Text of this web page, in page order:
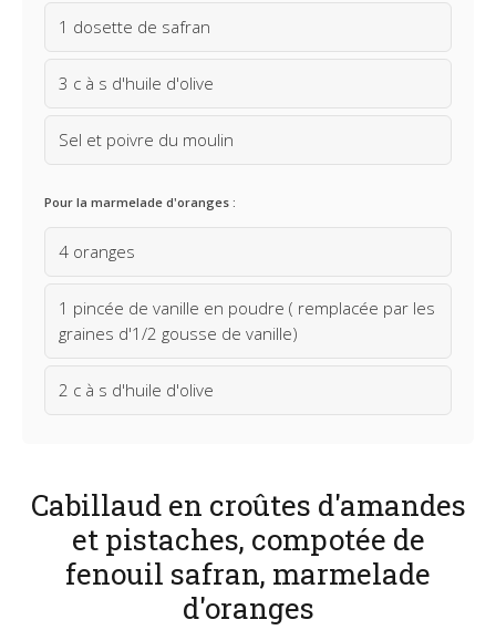
1 dosette de safran
3 c à s d'huile d'olive
Sel et poivre du moulin
Pour la marmelade d'oranges :
4 oranges
1 pincée de vanille en poudre ( remplacée par les
graines d'1/2 gousse de vanille)
2 c à s d'huile d'olive
Cabillaud en croûtes d'amandes
et pistaches, compotée de
fenouil safran, marmelade
d'oranges